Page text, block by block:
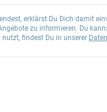
erklärst Du Dich damit
zu informieren. Du
nutzt, findest Du in unserer